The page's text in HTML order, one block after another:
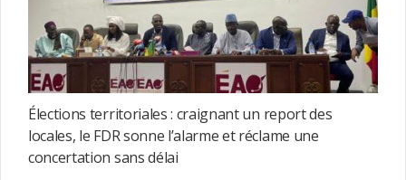
Élections territoriales : craignant un report des
locales, le FDR sonne l’alarme et réclame une
concertation sans délai